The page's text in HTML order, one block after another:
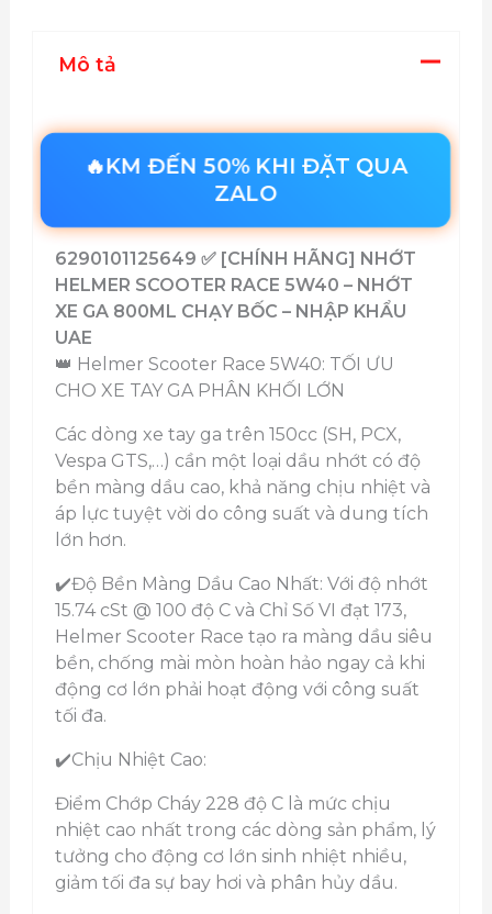
Mô tả
🔥KM ĐẾN 50% KHI ĐẶT QUA
ZALO
6290101125649 ✅ [CHÍNH HÃNG] NHỚT
HELMER SCOOTER RACE 5W40 – NHỚT
XE GA 800ML CHẠY BỐC – NHẬP KHẨU
UAE
👑 Helmer Scooter Race 5W40: TỐI ƯU
CHO XE TAY GA PHÂN KHỐI LỚN
Các dòng xe tay ga trên 150cc (SH, PCX,
Vespa GTS,…) cần một loại dầu nhớt có độ
bền màng dầu cao, khả năng chịu nhiệt và
áp lực tuyệt vời do công suất và dung tích
lớn hơn.
✔️Độ Bền Màng Dầu Cao Nhất: Với độ nhớt
15.74 cSt @ 100 độ C và Chỉ Số VI đạt 173,
Helmer Scooter Race tạo ra màng dầu siêu
bền, chống mài mòn hoàn hảo ngay cả khi
động cơ lớn phải hoạt động với công suất
tối đa.
✔️Chịu Nhiệt Cao:
Điểm Chớp Cháy 228 độ C là mức chịu
nhiệt cao nhất trong các dòng sản phẩm, lý
tưởng cho động cơ lớn sinh nhiệt nhiều,
giảm tối đa sự bay hơi và phân hủy dầu.